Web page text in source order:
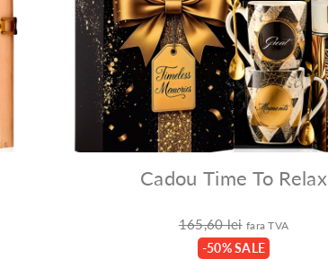
Cadou Time To Relax
165,60 lei fara TVA
-50% SALE